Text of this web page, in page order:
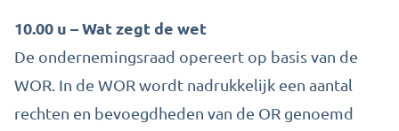
10.00 u – Wat zegt de wet
De ondernemingsraad opereert op basis van de
WOR. In de WOR wordt nadrukkelijk een aantal
rechten en bevoegdheden van de OR genoemd